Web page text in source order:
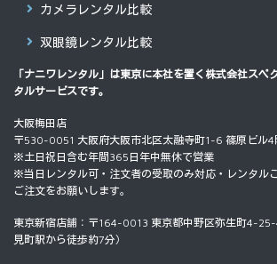
カメラレンタル比較
双眼鏡レンタル比較
「ナニワレンタル」は東京に本社を置く 株式会社スペ
タルサービスです。
大阪梅田店
〒530-0051 大阪府大阪市北区太融寺町1-6 篠原ビル4
※土日祝日含む年間365日年中無休で営業
※当日レンタル可・注文者の受取のみ対応・レンタル
ご注文をお願いします。
東京新宿店舗：〒164-0013 東京都中野区弥生町4-
見町駅から徒歩約7分）